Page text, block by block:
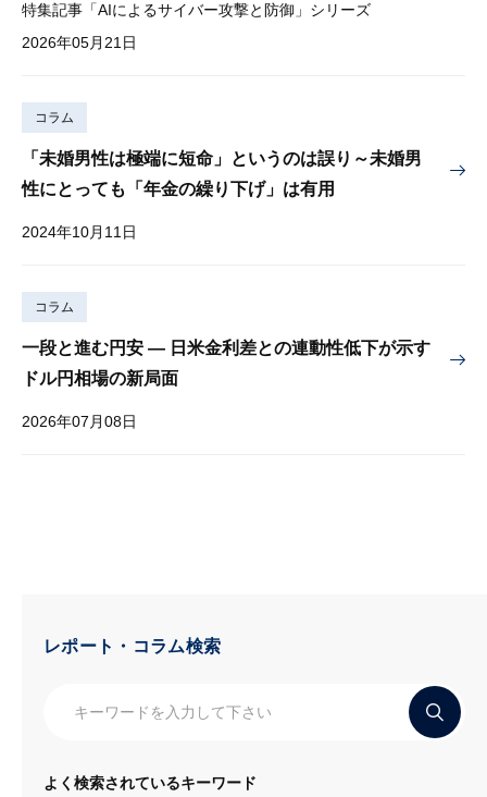
特集記事「AIによるサイバー攻撃と防御」シリーズ
2026年05月21日
コラム
「未婚男性は極端に短命」というのは誤り～未婚男
性にとっても「年金の繰り下げ」は有用
2024年10月11日
コラム
一段と進む円安 — 日米金利差との連動性低下が示す
ドル円相場の新局面
2026年07月08日
レポート・コラム検索
よく検索されているキーワード